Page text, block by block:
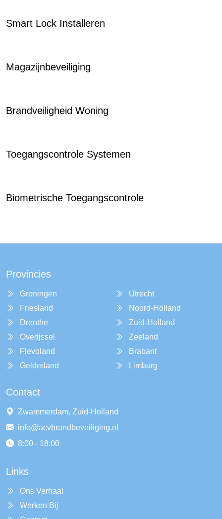
Smart Lock Installeren
Magazijnbeveiliging
Brandveiligheid Woning
Toegangscontrole Systemen
Biometrische Toegangscontrole
Provincies
Groningen
Friesland
Drenthe
Overijssel
Flevoland
Gelderland
Utrecht
Noord-Holland
Zuid-Holland
Zeeland
Brabant
Limburg
Contact
Zwammerdam, Zuid-Holland
info@acvbrandbeveiliging.nl
8:00 - 18:00
Links
Ons Verhaal
Werken Bij